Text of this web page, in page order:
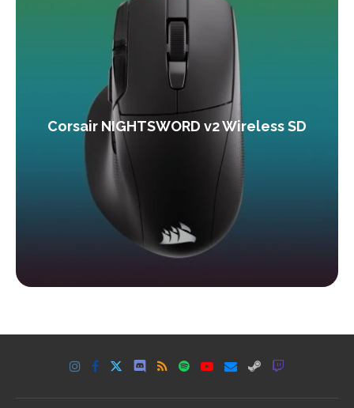
Corsair NIGHTSWORD v2 Wireless SD